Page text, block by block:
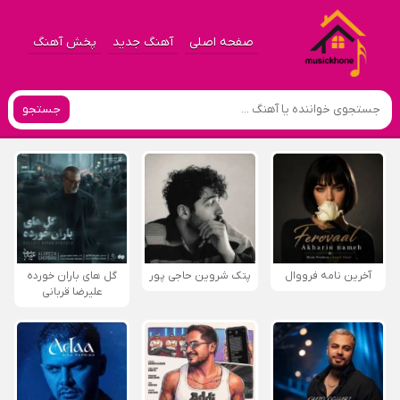
صفحه اصلی آهنگ جدید پخش آهنگ
جستجو
آخرین نامه فرووال پتک شروین حاجی پور
گل های باران خورده
علیرضا قربانی